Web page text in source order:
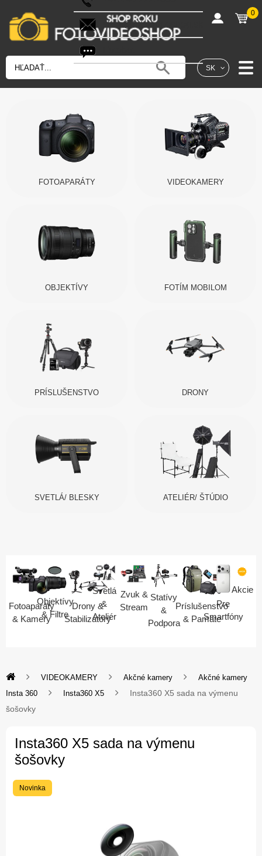
SK
shop@fotovideoshop.sk
0
FOTOAPARÁTY VIDEOKAMERY
OBJEKTÍVY FOTÍM MOBILOM
PRÍSLUŠENSTVO DRONY
SVETLÁ/ BLESKY ATELIÉR/ ŠTÚDIO
Fotoaparáty
& Kamery
Objektívy
& Filtre
Drony &
Stabilizátory
Svetlá
&
Ateliér
Zvuk &
Stream
Statívy
&
Podpora
Príslušenstvo
& Pamäte
Pre
Smartfóny
Akcie
VIDEOKAMERY Akčné kamery
Akčné kamery
Insta 360
Insta360 X5
Insta360 X5 sada na výmenu
šošovky
Insta360 X5 sada na výmenu
šošovky
Novinka